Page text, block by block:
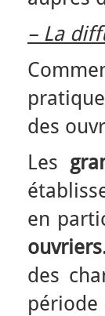
– La
des
Les
en
ouvriers
des
période